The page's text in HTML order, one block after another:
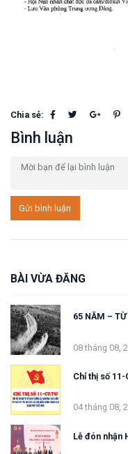
Chia sẻ:
Bình luận
Gửi bình luận
BÀI VỪA ĐĂNG
65 NĂM –
08 tháng 08,
Chỉ thị số
04 tháng 08,
Lễ đón nhận